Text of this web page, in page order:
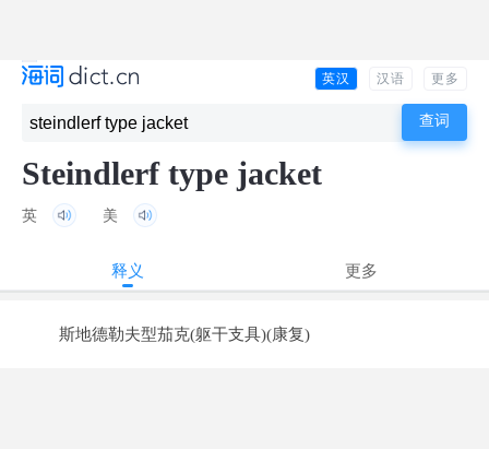
英汉 汉语 更多
Steindlerf type jacket
英 美
释义 更多
斯地德勒夫型茄克(躯干支具)(康复)